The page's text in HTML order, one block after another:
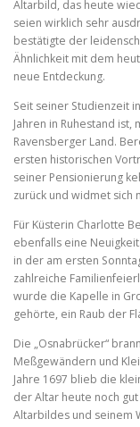
Altarbild, das heute
seien wirklich sehr
bestätigte der
Ähnlichkeit mit dem
neue Entdeckung.
Seit seiner Studienzeit
Jahren in Ruhestand
Ravensberger Land.
ersten historischen
seiner Pensionierung
zurück und widmet sich
Für Küsterin Charlotte
ebenfalls eine
in der am ersten
zahlreiche
wurde die Kapelle in
gehörte, ein Raub der
Die „Osnabrücker“
Meßgewändern und
Jahre 1697 blieb die
der Altar heute noch
Altarbildes und seinem